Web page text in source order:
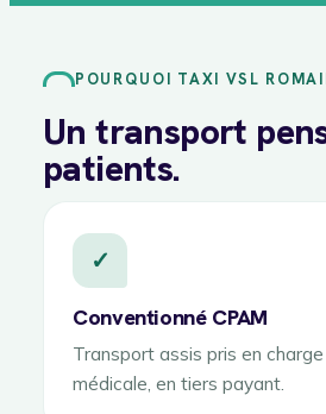
POURQUOI TAXI VSL
Un transport
patients.
✓
Conventionné CPAM
Transport assis pris en
médicale, en tiers payant.